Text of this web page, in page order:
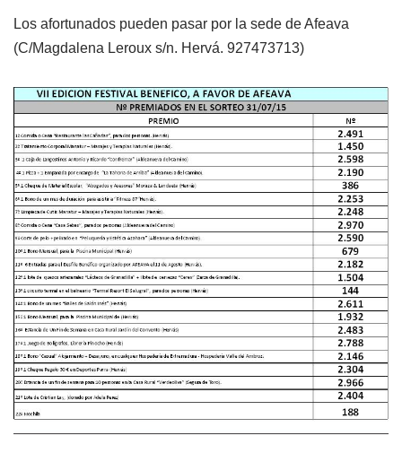
Los afortunados pueden pasar por la sede de Afeava
(C/Magdalena Leroux s/n. Hervá. 927473713)